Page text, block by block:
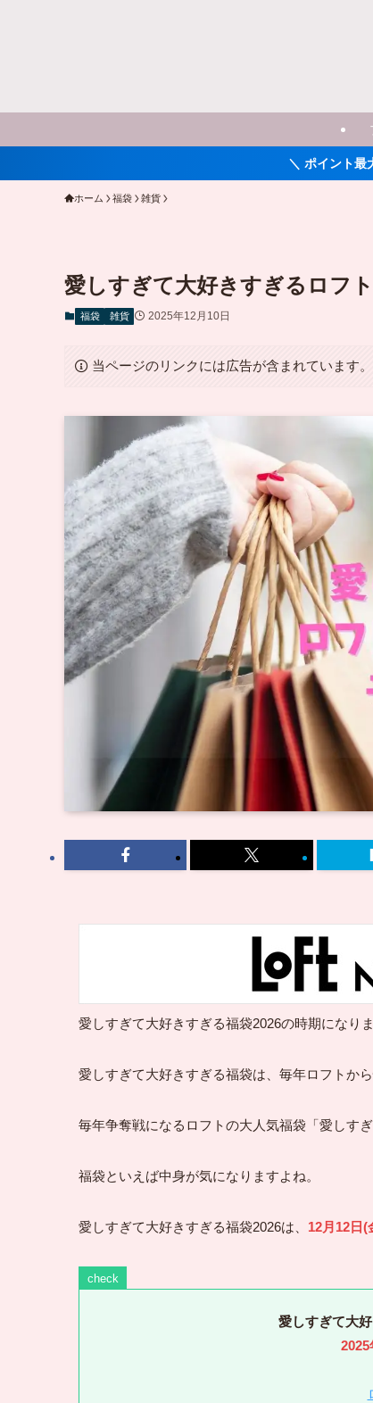
＼ ポイント最大11倍！ ／
ホーム 福袋 雑貨
愛しすぎて大好きすぎるロフ
福袋 雑貨 2025年12月10日
当ページのリンクには広告が含まれています。
愛しすぎて大好きすぎる福袋2026の時期になりま
愛しすぎて大好きすぎる福袋は、毎年ロフトか
毎年争奪戦になるロフトの大人気福袋「愛しす
福袋といえば中身が気になりますよね。
愛しすぎて大好きすぎる福袋2026は、 12月12日(
check
愛しすぎて大
2025